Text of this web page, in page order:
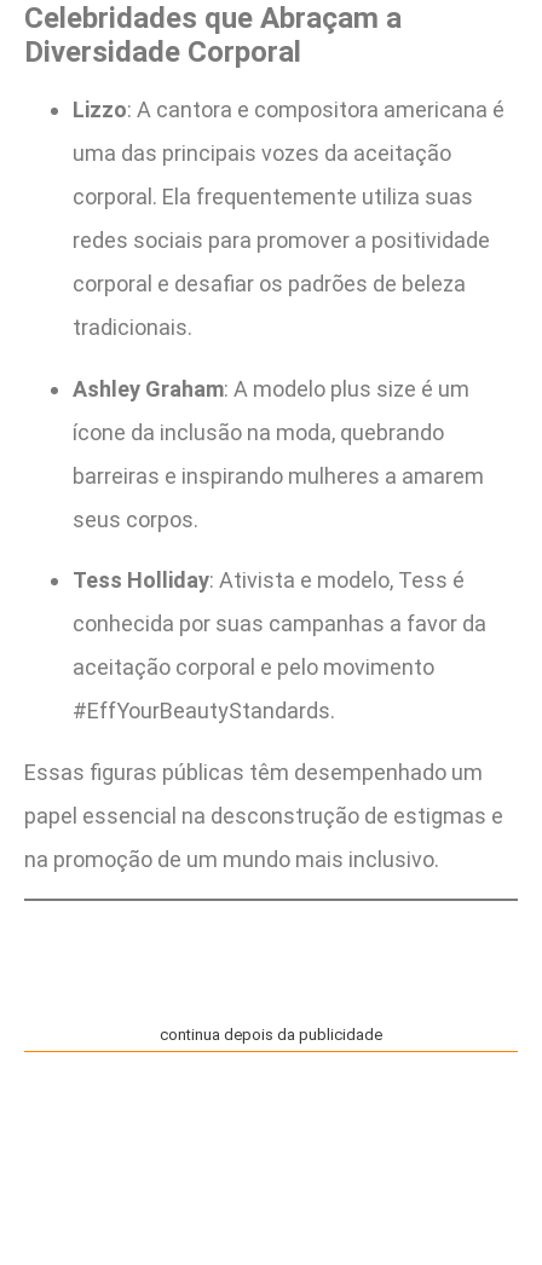
Celebridades que Abraçam a
Diversidade Corporal
Lizzo: A cantora e compositora americana é
uma das principais vozes da aceitação
corporal. Ela frequentemente utiliza suas
redes sociais para promover a positividade
corporal e desafiar os padrões de beleza
tradicionais.
Ashley Graham: A modelo plus size é um
ícone da inclusão na moda, quebrando
barreiras e inspirando mulheres a amarem
seus corpos.
Tess Holliday: Ativista e modelo, Tess é
conhecida por suas campanhas a favor da
aceitação corporal e pelo movimento
#EffYourBeautyStandards.
Essas figuras públicas têm desempenhado um
papel essencial na desconstrução de estigmas e
na promoção de um mundo mais inclusivo.
continua depois da publicidade